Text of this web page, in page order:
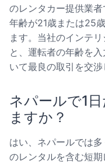
のレンタカー提供業
年齢が21歳または25
ます。当社のインテ
と、運転者の年齢を
いて最良の取引を交渉
ネパールで1
ますか？
はい、ネパールでは
のレンタルを含む短